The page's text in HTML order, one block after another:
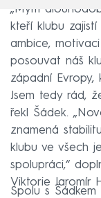
„Mým
kteří klubu
ambice,
posouvat náš
západní
Jsem tedy rád,
řekl Šádek.
znamená
klubu ve všech
spolupráci,“
Viktorie Jaromír
Spolu s